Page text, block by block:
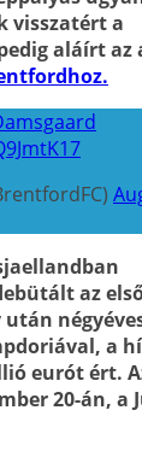
visszatért a
aláírt az
az
után
a
eurót ért.
20-án, a